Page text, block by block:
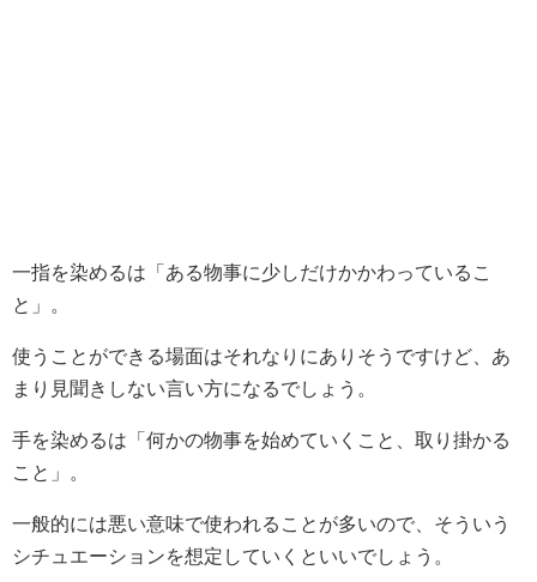
一指を染めるは「ある物事に少しだけかかわっているこ
と」。
使うことができる場面はそれなりにありそうですけど、あ
まり見聞きしない言い方になるでしょう。
手を染めるは「何かの物事を始めていくこと、取り掛かる
こと」。
一般的には悪い意味で使われることが多いので、そういう
シチュエーションを想定していくといいでしょう。